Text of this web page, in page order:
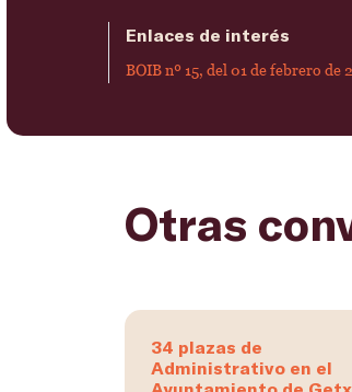
Enlaces de interés
BOIB nº 15, del 01 de febrero de
Otras
34 plazas de
Administrativo en el